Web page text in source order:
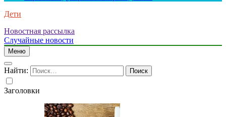
Дети
Новостная рассылка
Случайные новости
Меню
Найти:
Заголовки